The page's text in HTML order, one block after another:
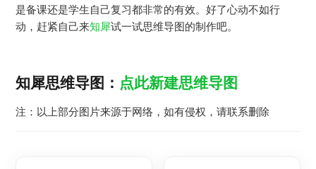
是备课还是学生自己复习都非常的有效。好了心动不如行
动，赶紧自己来知犀试一试思维导图的制作吧。
知犀思维导图： 点此新建思维导图
注：以上部分图片来源于网络，如有侵权，请联系删除